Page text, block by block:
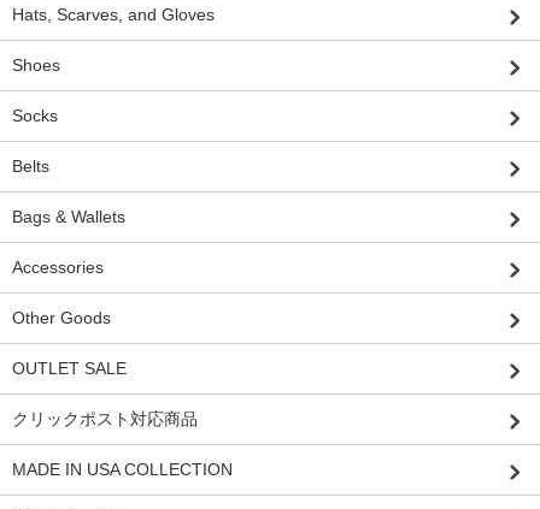
Hats, Scarves, and Gloves
Shoes
Socks
Belts
Bags & Wallets
Accessories
Other Goods
OUTLET SALE
クリックポスト対応商品
MADE IN USA COLLECTION